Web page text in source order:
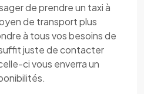
de prendre un taxi à
de transport plus
à tous vos besoins de
juste de contacter
ci vous enverra un